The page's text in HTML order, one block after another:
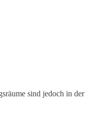
sind jedoch in der